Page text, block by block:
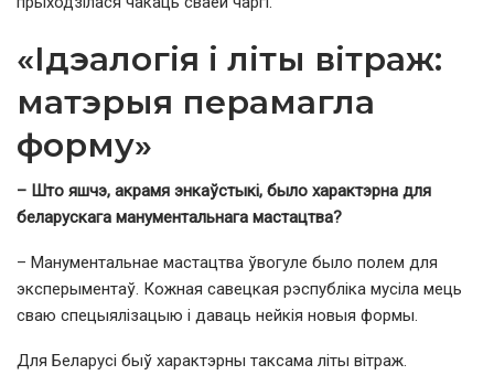
«Ідэалогія і літы вітраж:
матэрыя перамагла
форму»
– Што яшчэ, акрамя энкаўстыкі, было характэрна для
беларускага манументальнага мастацтва?
– Манументальнае мастацтва ўвогуле было полем для
эксперыментаў. Кожная савецкая рэспубліка мусіла мець
сваю спецыялізацыю і даваць нейкія новыя формы.
Для Беларусі быў характэрны таксама літы вітраж.